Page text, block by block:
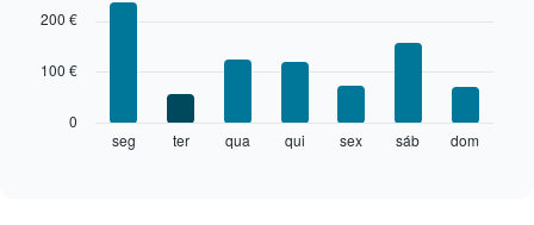
O
meses
abcissa.
chart
bars.
graphic.
seg ter qua qui sex sáb dom
0
100 €
200 €